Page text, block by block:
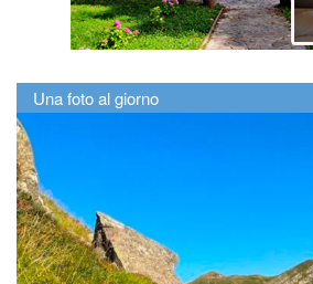
Una foto al giorno